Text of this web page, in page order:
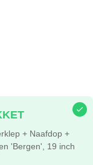
+ Naafdop +
'Bergen', 19 inch